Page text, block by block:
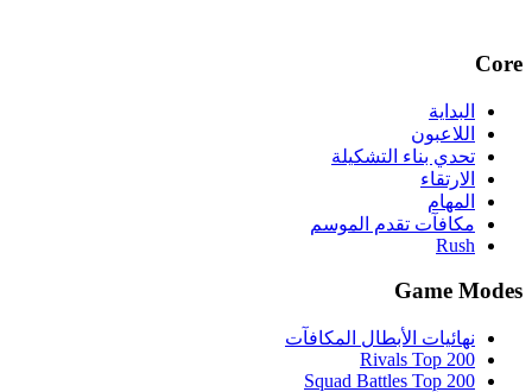
Core
البداية
اللاعبون
تحدي بناء التشكيلة
الارتقاء
المهام
مكافآت تقدم الموسم
Rush
Game Modes
نهائيات الأبطال المكافآت
Rivals Top 200
Squad Battles Top 200